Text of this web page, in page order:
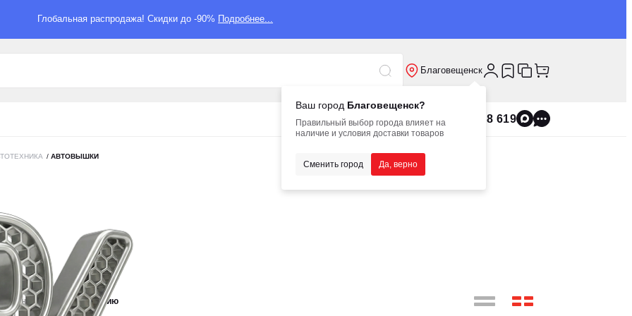
Глобальная распродажа! Скидки до -90% Подробнее...
Благовещенск
Ваш город Благовещенск?
Правильный выбор города влияет на
наличие и условия доставки товаров
Сменить город Да, верно
8 800 555 8 619
/ АВТОВЫШКИ
По умолчанию